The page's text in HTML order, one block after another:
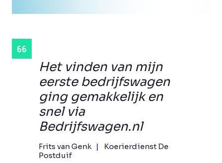
Het vinden van mijn
eerste bedrijfswagen
ging gemakkelijk en
snel via
Bedrijfswagen.nl
Frits van Genk
Koerierdienst De
Postduif